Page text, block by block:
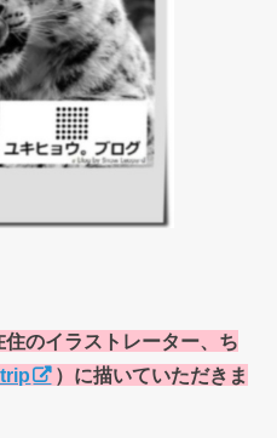
のイラストレーター、ち
）に描いていただきま